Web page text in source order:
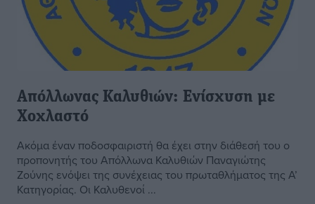
Απόλλωνας Καλυθιών: Ενίσχυση με
Χοχλαστό
Ακόμα έναν ποδοσφαιριστή θα έχει στην διάθεσή του ο
προπονητής του Απόλλωνα Καλυθιών Παναγιώτης
Ζούνης ενόψει της συνέχειας του πρωταθλήματος της Α’
Κατηγορίας. Οι Καλυθενοί ...